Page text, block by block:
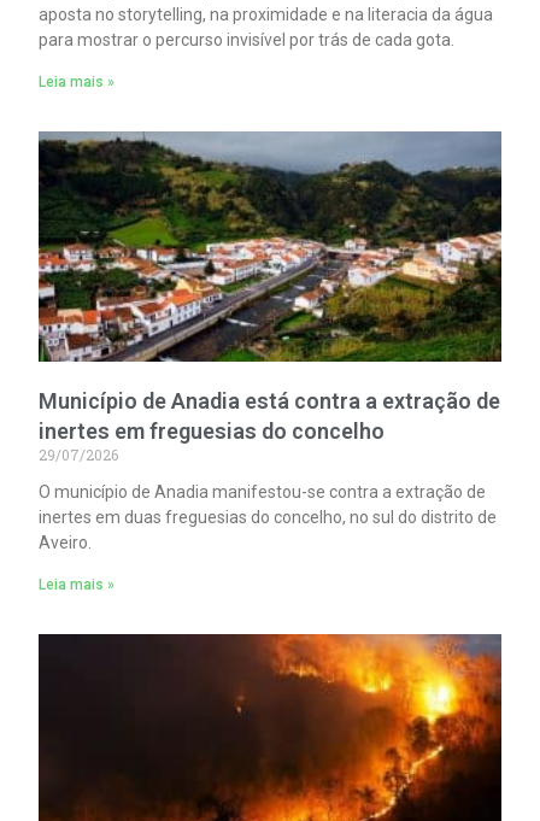
aposta no storytelling, na proximidade e na literacia da água
para mostrar o percurso invisível por trás de cada gota.
Leia mais »
Município de Anadia está contra a extração de
inertes em freguesias do concelho
29/07/2026
O município de Anadia manifestou-se contra a extração de
inertes em duas freguesias do concelho, no sul do distrito de
Aveiro.
Leia mais »